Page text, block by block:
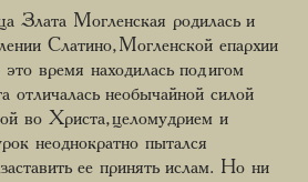
Злата Могленская родилась и
Слатино, Могленской епархии
время находилась под игом
необычайной силой
во Христа, целомудрием и
неоднократно пытался
ее принять ислам. Но ни